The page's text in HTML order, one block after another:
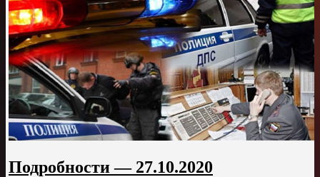
Подробности — 27.10.2020